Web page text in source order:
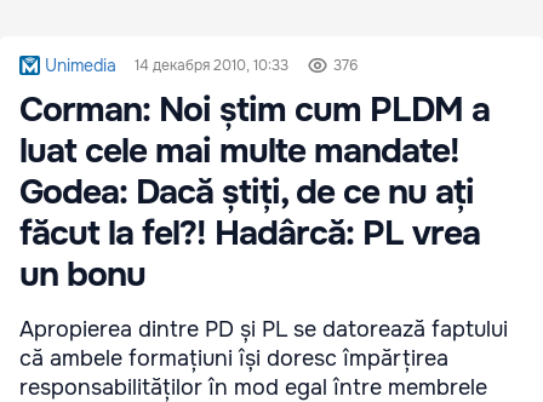
Unimedia 14 декабря 2010, 10:33 376
Corman: Noi știm cum PLDM a
luat cele mai multe mandate!
Godea: Dacă știți, de ce nu ați
făcut la fel?! Hadârcă: PL vrea
un bonu
Apropierea dintre PD și PL se datorează faptului
că ambele formațiuni își doresc împărțirea
responsabilităților în mod egal între membrele